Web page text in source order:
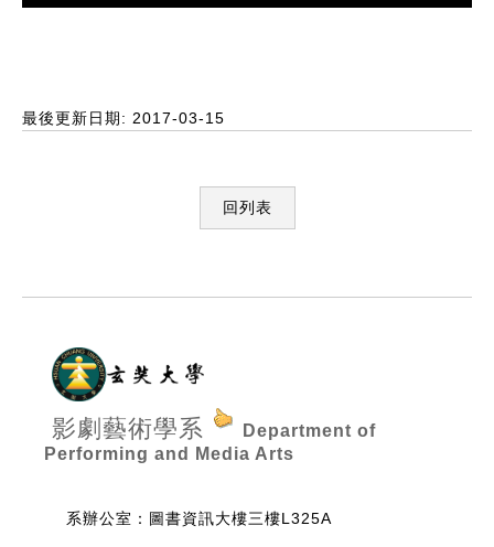
最後更新日期: 2017-03-15
回列表
影劇藝術學系
Department of
Performing and Media Arts
系辦公室：圖書資訊大樓三樓L325A